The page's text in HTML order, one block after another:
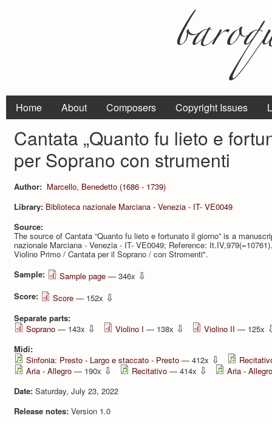
Home About Composers Copyright Issues
Cantata „Quanto fu lieto e
per Soprano con strumenti
Author: Marcello, Benedetto (1686 - 1739)
Library: Biblioteca nazionale Marciana - Venezia - IT- VE0049
Source:
The source of Cantata “Quanto fu lieto e fortunato il giorno” is a
nazionale Marciana - Venezia - IT- VE0049; Reference:
Violino Primo / Cantata per il Soprano / con Stromenti".
Sample:
Sample page — 346x ⇩
Score: Score — 152x ⇩
Separate parts:
Soprano — 143x ⇩ Violino I — 138x ⇩ Violino II — 125x
Midi:
Sinfonia: Presto - Largo e staccato - Presto — 412x ⇩
Aria - Allegro — 190x ⇩ Recitativo — 414x ⇩
Aria - Allegro
Date: Saturday, July 23, 2022
Release notes: Version 1.0